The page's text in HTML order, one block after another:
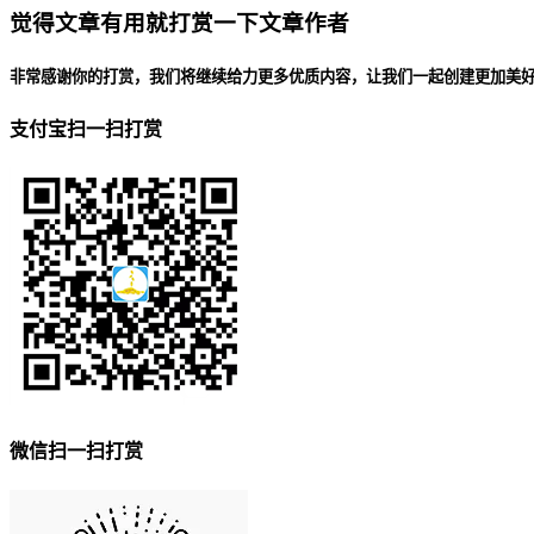
觉得文章有用就打赏一下文章作者
非常感谢你的打赏，我们将继续给力更多优质内容，让我们一起创建更加美好
支付宝扫一扫打赏
微信扫一扫打赏